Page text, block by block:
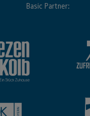
Basic Partner: